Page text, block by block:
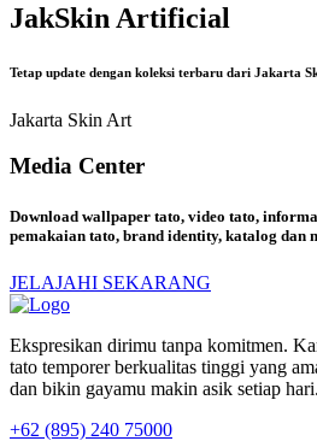
JakSkin Artificial
Tetap update dengan koleksi terbaru dari Jakarta
Jakarta Skin Art
Media Center
Download wallpaper tato, video tato,
pemakaian tato, brand identity, katalog dan
JELAJAHI SEKARANG
Ekspresikan dirimu tanpa komitmen.
tato temporer berkualitas tinggi yang
dan bikin gayamu makin asik setiap hari.
+62 (895) 240 75000